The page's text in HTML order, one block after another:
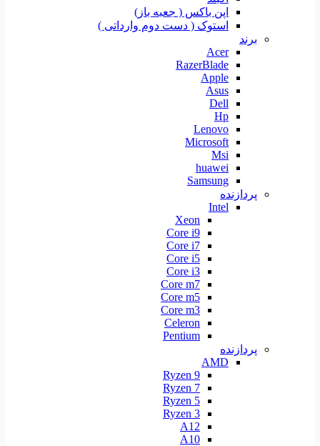
اپن باکس ( جعبه باز)
استوک ( دست دوم وارداتی )
برند
Acer
RazerBlade
Apple
Asus
Dell
Hp
Lenovo
Microsoft
Msi
huawei
Samsung
پردازنده
Intel
Xeon
Core i9
Core i7
Core i5
Core i3
Core m7
Core m5
Core m3
Celeron
Pentium
پردازنده
AMD
Ryzen 9
Ryzen 7
Ryzen 5
Ryzen 3
A12
A10